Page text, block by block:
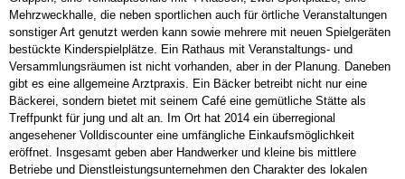
Mehrzweckhalle, die neben sportlichen auch für örtliche Veranstaltungen
sonstiger Art genutzt werden kann sowie mehrere mit neuen Spielgeräten
bestückte Kinderspielplätze. Ein Rathaus mit Veranstaltungs- und
Versammlungsräumen ist nicht vorhanden, aber in der Planung. Daneben
gibt es eine allgemeine Arztpraxis. Ein Bäcker betreibt nicht nur eine
Bäckerei, sondern bietet mit seinem Café eine gemütliche Stätte als
Treffpunkt für jung und alt an. Im Ort hat 2014 ein überregional
angesehener Volldiscounter eine umfängliche Einkaufsmöglichkeit
eröffnet. Insgesamt geben aber Handwerker und kleine bis mittlere
Betriebe und Dienstleistungsunternehmen den Charakter des lokalen